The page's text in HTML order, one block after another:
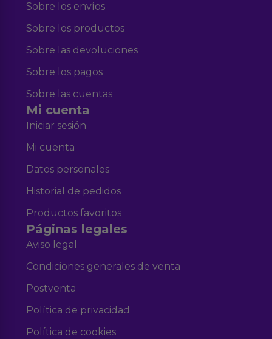
Sobre los envíos
Sobre los productos
Sobre las devoluciones
Sobre los pagos
Sobre las cuentas
Mi cuenta
Iniciar sesión
Mi cuenta
Datos personales
Historial de pedidos
Productos favoritos
Páginas legales
Aviso legal
Condiciones generales de venta
Postventa
Política de privacidad
Política de cookies